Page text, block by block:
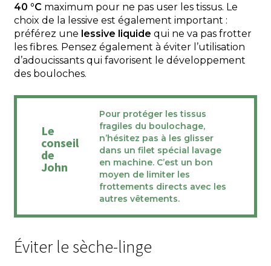
40 °C maximum pour ne pas user les tissus. Le
choix de la lessive est également important :
préférez une lessive liquide qui ne va pas frotter
les fibres. Pensez également à éviter l’utilisation
d’adoucissants qui favorisent le développement
des bouloches.
Le
conseil
de
John
Pour protéger les tissus
fragiles du boulochage,
n’hésitez pas à les glisser
dans un filet spécial lavage
en machine. C’est un bon
moyen de limiter les
frottements directs avec les
autres vêtements.
Éviter le sèche-linge